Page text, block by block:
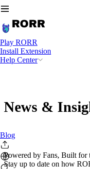
Play RORR
Install Extension
Help Center
Blog
News &
Powered by Fans, Built for
Stay up to date on how